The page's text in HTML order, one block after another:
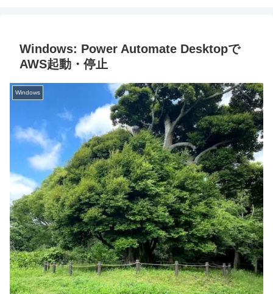
Windows: Power Automate Desktopで
AWS起動・停止
Windows